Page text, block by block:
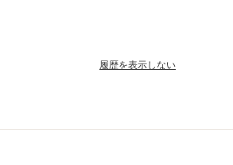
履歴を表示しない